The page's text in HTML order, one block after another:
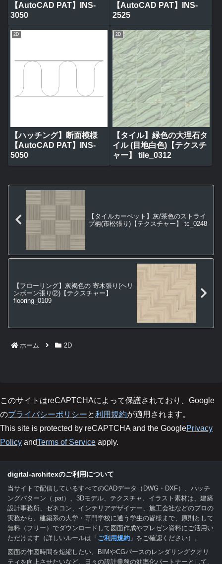
【AutoCAD PAT】INS-
3050
【AutoCAD PAT】INS-
2525
2D
【ハッチング】断面模様
【AutoCAD PAT】INS-
5050
2D
【タイル】緑色の大理石タ
イル (目地白色)【テクスチ
ャー】 tile_0312
【タイルカーペット】灰/茶色のストライ
プ柄(市松張り)【テクスチャー】 tc_0248
【フローリング】灰褐色の 寄木張り(ヘリ
ンボーン張り②)【テクスチャー】
flooring_0109
ホーム 2D
このサイトはreCAPTCHAによって保護されており、Google
のプライバシーポリシーと利用規約が適用されます。
This site is protected by reCAPTCHA and the GooglePrivacy
Policy andTerms of Service apply.
digital-architexのご利用について
当サイトで配信しているすべてのCADデータ（DWG・DXF）、ハッチ
ングパターン（.pat）、3Dモデル、テクスチャ、イラスト素材は、建築
設計事務所、ゼネコン、インテリアデザイナー、施工会社などのプロの
実務から、建築系の大学・専門学校に通う学生の皆様まで、原則として
無料（フリー）でダウンロードして図面作成やプレゼン資料にご活用い
ただけます（詳しいルールは「ご利用規約 」をご確認ください）。
図面の作図時間を短縮したい、BIMやCGパースのレンダリングクオリ
ティを向上させたいなど、日々の設計業務の効率化パートナーとして、